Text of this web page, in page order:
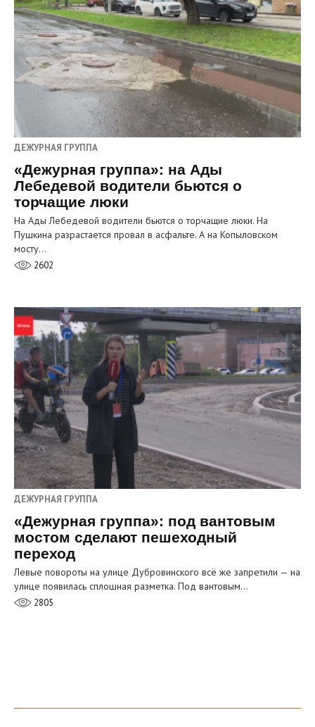
ДЕЖУРНАЯ ГРУППА
«Дежурная группа»: на Ады
Лебедевой водители бьются о
торчащие люки
На Ады Лебедевой водители бьются о торчащие люки. На
Пушкина разрастается провал в асфальте. А на Копыловском
мосту…
2602
ДЕЖУРНАЯ ГРУППА
«Дежурная группа»: под вантовым
мостом сделают пешеходный
переход
Левые повороты на улице Дубровинского всё же запретили — на
улице появилась сплошная разметка. Под вантовым…
2805